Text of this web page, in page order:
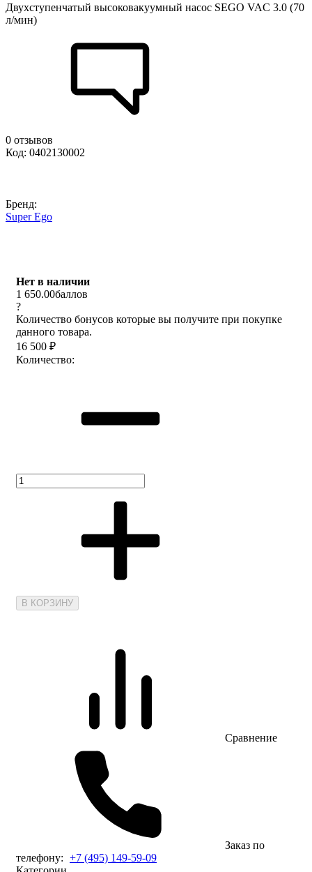
Двухступенчатый высоковакуумный насос SEGO VAC 3.0 (70
л/мин)
0 отзывов
Код: 0402130002
Бренд:
Super Ego
Нет в наличии
1 650.00баллов
?
Количество бонусов которые вы получите при покупке
данного товара.
16 500 ₽
Количество:
В КОРЗИНУ
Сравнение
Заказ по
телефону: +7 (495) 149-59-09